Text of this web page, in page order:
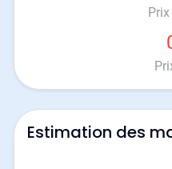
Estimation des